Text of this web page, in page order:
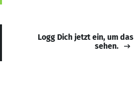
Logg Dich jetzt ein, um
sehen.